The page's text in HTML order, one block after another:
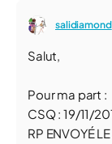
salidiamond
Salut,
Pour ma part :
CSQ : 19/11/
RP ENVOYÉ